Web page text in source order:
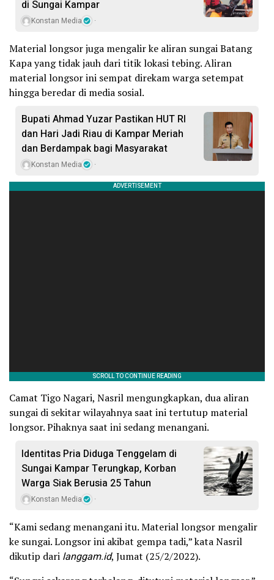
di Sungai Kampar
Konstan Media
Material longsor juga mengalir ke aliran sungai Batang
Kapa yang tidak jauh dari titik lokasi tebing. Aliran
material longsor ini sempat direkam warga setempat
hingga beredar di media sosial.
Bupati Ahmad Yuzar Pastikan HUT RI
dan Hari Jadi Riau di Kampar Meriah
dan Berdampak bagi Masyarakat
Konstan Media
Camat Tigo Nagari, Nasril mengungkapkan, dua aliran
sungai di sekitar wilayahnya saat ini tertutup material
longsor. Pihaknya saat ini sedang menangani.
Identitas Pria Diduga Tenggelam di
Sungai Kampar Terungkap, Korban
Warga Siak Berusia 25 Tahun
Konstan Media
“Kami sedang menangani itu. Material longsor mengalir
ke sungai. Longsor ini akibat gempa tadi,” kata Nasril
dikutip dari langgam.id, Jumat (25/2/2022).